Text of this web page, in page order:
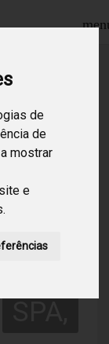
de
de
mostrar
e